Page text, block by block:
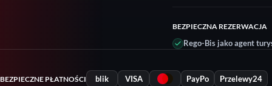
BEZPIECZNA REZERWACJA
Rego-Bis jako agent
BEZPIECZNE PŁATNOŚCI blik VISA PayPo Przelewy24